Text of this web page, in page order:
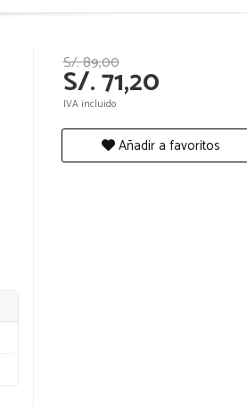
S/. 89,00
S/. 71,20
IVA incluido
Añadir a favoritos